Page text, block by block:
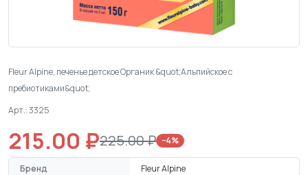
Fleur Alpine, печенье детское Органик &quot;Альпийское с
пребиотиками&quot;
Арт.: 3325
215.00 ₽225.00 ₽ −4%
Бренд
Fleur Alpine